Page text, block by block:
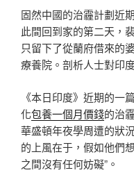
固然中國的治霾計劃近
此間回到家的第二天，
只留下了從蘭府借來的
療養院。剖析人士對印
《本日印度》近期的一
化包養一個月價錢的治
華盛頓年夜學周遭的狀
的上風在于，假如他們
之間沒有任何妨礙”。